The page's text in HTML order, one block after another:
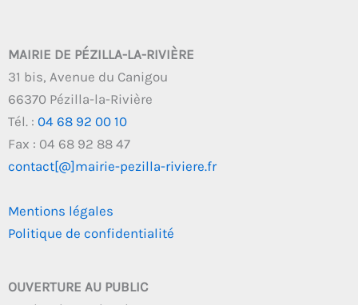
MAIRIE DE PÉZILLA-LA-RIVIÈRE
31 bis, Avenue du Canigou
66370 Pézilla-la-Rivière
Tél. : 04 68 92 00 10
Fax : 04 68 92 88 47
contact[@]mairie-pezilla-riviere.fr
Mentions légales
Politique de confidentialité
OUVERTURE AU PUBLIC